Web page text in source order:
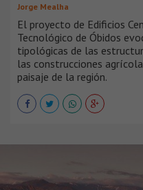
Jorge Mealha
El proyecto de Edificios
Tecnológico de Óbidos
tipológicas de las
las construcciones
paisaje de la región.